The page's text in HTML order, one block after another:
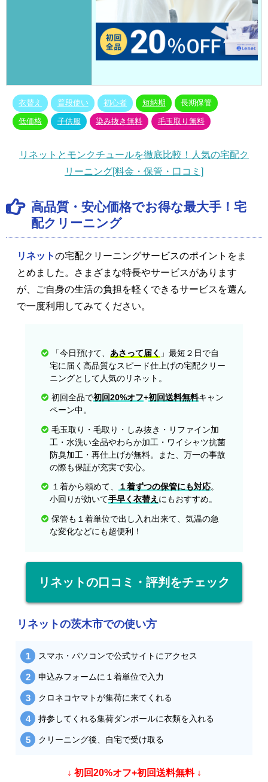
衣替え 普段使い 初心者 短納期 長期保管
低価格 子供服 染み抜き無料 毛玉取り無料
リネットとモンクチュールを徹底比較！人気の宅配ク
リーニング[料金・保管・口コミ]
高品質・安心価格でお得な最大手！宅
配クリーニング
リネットの宅配クリーニングサービスのポイントをま
とめました。さまざまな特長やサービスがあります
が、ご自身の生活の負担を軽くできるサービスを選ん
で一度利用してみてください。
「今日預けて、 あさって届く 」最短２日で自
宅に届く高品質なスピード仕上げの宅配クリー
ニングとして人気のリネット。
初回全品で初回20%オフ+初回送料無料キャン
ペーン中。
毛玉取り・毛取り・しみ抜き・リファイン加
工・水洗い全品やわらか加工・ワイシャツ抗菌
防臭加工・再仕上げが無料。また、万一の事故
の際も保証が充実で安心。
１着から頼めて、 １着ずつの保管にも対応。
小回りが効いて手早く衣替え にもおすすめ。
保管も１着単位で出し入れ出来て、気温の急
な変化などにも超便利！
リネットの口コミ・評判をチェック
リネットの茨木市での使い方
スマホ・パソコンで公式サイトにアクセス
申込みフォームに１着単位で入力
クロネコヤマトが集荷に来てくれる
持参してくれる集荷ダンボールに衣類を入れる
クリーニング後、自宅で受け取る
↓ 初回20%オフ+初回送料無料 ↓